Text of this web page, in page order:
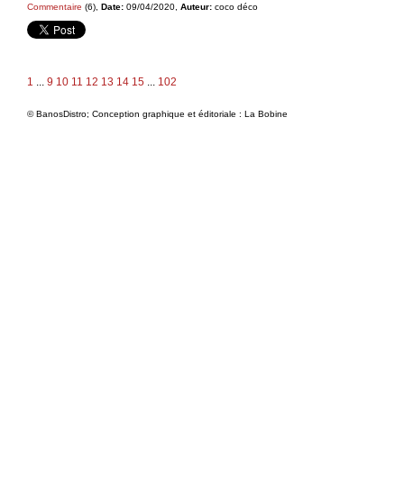
Commentaire (6), Date: 09/04/2020, Auteur: coco déco
1 ... 9 10 11 12 13 14 15 ... 102
© BanosDistro; Conception graphique et éditoriale : La Bobine